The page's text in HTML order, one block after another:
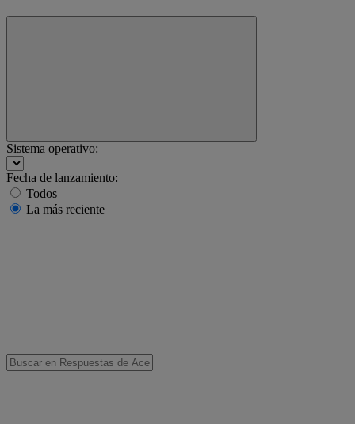
Sistema operativo:
Fecha de lanzamiento:
Todos
La más reciente